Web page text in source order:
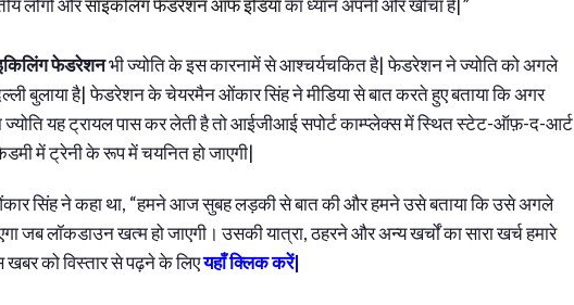
लोगों औरसाइकलिंग फेडरेशन ऑफ इंडियाका ध्यान अपनी ओर खींचा है|”
फेडरेशनभी ज्योति के इस कारनामें से आश्चर्यचकित है| फेडरेशन ने ज्योति को अगले
बुलाया है| फेडरेशन के चेयरमैन ओंकार सिंह ने मीडिया से बात करते हुए बताया कि अगर
ज्योति यह ट्रायल पास कर लेती है तो आईजीआई सपोर्ट काम्प्लेक्स में स्थित स्टेट-ऑफ़-द-आर्ट
में ट्रेनी के रूप में चयनित हो जाएगी|
सिंह ने कहा था, “हमने आज सुबह लड़की से बात की और हमने उसे बताया कि उसे अगले
जब लॉकडाउन खत्म हो जाएगी। उसकी यात्रा, ठहरने और अन्य खर्चों का सारा खर्च हमारे
खबर को विस्तार से पढ़ने के लिएयहाँ क्लिक करें|